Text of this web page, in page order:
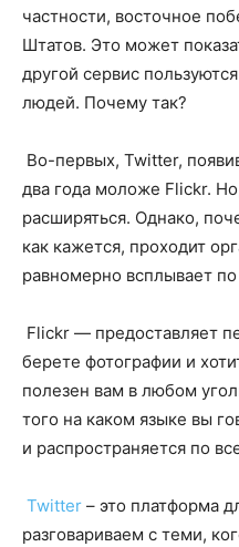
частности, восточное
Штатов. Это может
другой сервис
людей. Почему так?
Во-первых, Twitter,
два года моложе Flickr.
расширяться. Однако,
как кажется, проходит
равномерно всплывает
Flickr — предоставляет
берете фотографии и
полезен вам в любом
того на каком языке вы
и распространяется по
Twitter – это платформа
разговариваем с теми,